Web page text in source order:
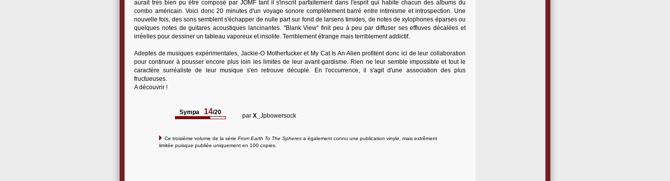
aurait très bien pu être composé par JOMF tant il s'inscrit parfaitement dans l'esprit qui habite chacun des albums du
combo américain. Voici donc 20 minutes d'un voyage sonore complètement barré entre intimisme et introspection. Une
nouvelle fois, des sons semblent s'échapper de nulle part sur fond de larsens timides, de notes de xylophones éparses ou
quelques notes de guitares acoustiques lancinantes. "Blank View" finit peu à peu par diffuser ses effluves décalées et
irréelles pour dessiner un tableau vaporeux et insolite. Terriblement étrange mais terriblement addictif.
Adeptes de musiques expérimentales, Jackie-O Motherfucker et My Cat Is An Alien profitent donc ici de leur collaboration
pour continuer à pousser encore plus loin les limites de leur avant-gardisme. Rien ne leur semble impossible et tout le
caractère surréaliste de leur musique s'en retrouve décuplé. En l'occurrence, il s'agit d'une association des plus
fructueuses.
A découvrir !
Sympa 14/20 par X_ Jpbowersock
Ce troisième volume de la série From Earth To The Spheres a également connu une publication vinyle, mais extrêment
limitée puisque publiée uniquement en 100 copies.